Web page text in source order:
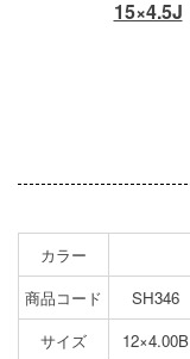
15×4.5J
カラー
商品コード
SH346
サイズ
12×4.00B